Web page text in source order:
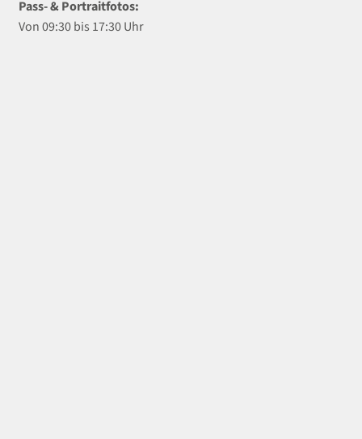
Pass- & Portraitfotos:
Von 09:30 bis 17:30 Uhr